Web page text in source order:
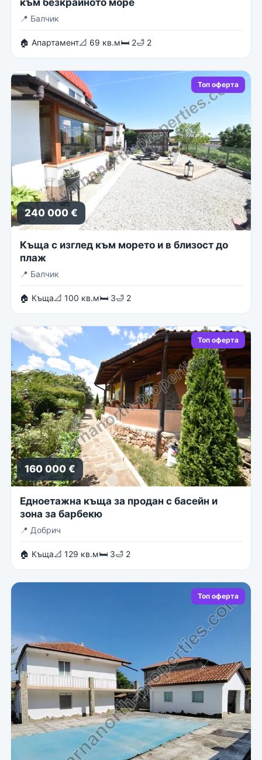
📍 Балчик
🏠 Апартамент📐 69 кв.м🛏 2🛁 2
Топ оферта
240 000 €
Къща с изглед към морето и в близост до
плаж
📍 Балчик
🏠 Къща📐 100 кв.м🛏 3🛁 2
Топ оферта
160 000 €
Едноетажна къща за продан с басейн и
зона за барбекю
📍 Добрич
🏠 Къща📐 129 кв.м🛏 3🛁 2
Топ оферта